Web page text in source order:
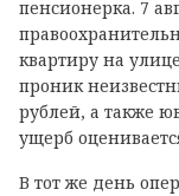
пенсионерка. 7
квартиру на
проник
рублей, а также
ущерб
В тот же день